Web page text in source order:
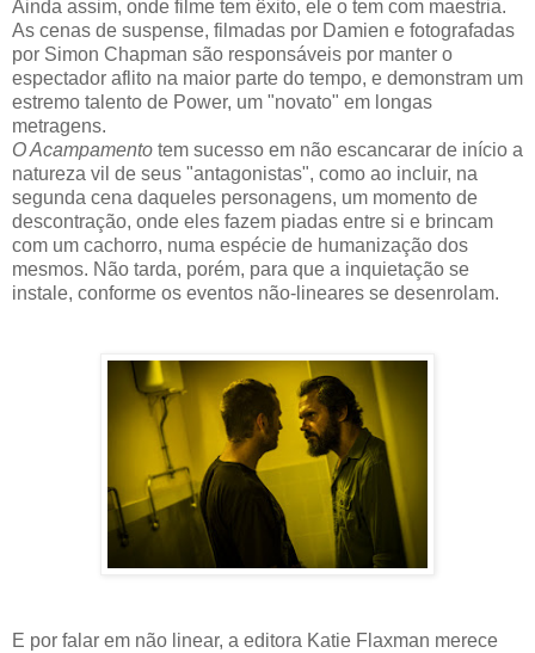
Ainda assim, onde filme tem êxito, ele o tem com maestria.
As cenas de suspense, filmadas por Damien e fotografadas
por Simon Chapman são responsáveis por manter o
espectador aflito na maior parte do tempo, e demonstram um
estremo talento de Power, um "novato" em longas
metragens.
O Acampamento tem sucesso em não escancarar de início a
natureza vil de seus "antagonistas", como ao incluir, na
segunda cena daqueles personagens, um momento de
descontração, onde eles fazem piadas entre si e brincam
com um cachorro, numa espécie de humanização dos
mesmos. Não tarda, porém, para que a inquietação se
instale, conforme os eventos não-lineares se desenrolam.
E por falar em não linear, a editora Katie Flaxman merece